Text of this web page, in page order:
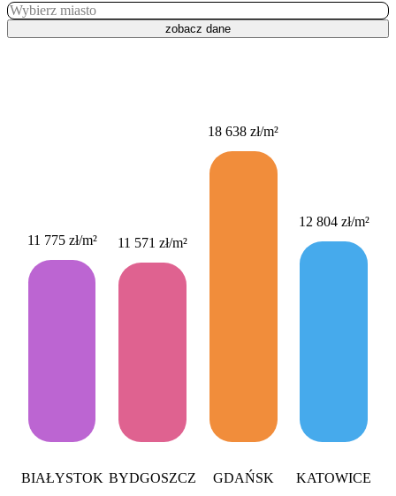
Wybierz miasto
zobacz dane
11 775 zł/m²
BIAŁYSTOK
11 571 zł/m²
BYDGOSZCZ
18 638 zł/m²
GDAŃSK
12 804 zł/m²
KATOWICE